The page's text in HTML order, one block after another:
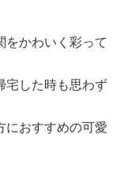
をかわいく彩って
宅した時も思わず
におすすめの可愛